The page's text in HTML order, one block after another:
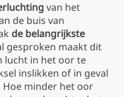
van het
de buis van
de belangrijkste
gesproken maakt dit
lucht in het oor te
inslikken of in geval
minder het oor